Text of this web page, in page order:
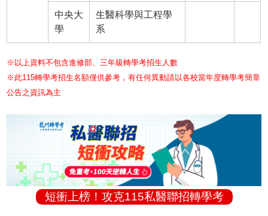
中央大
學
生醫科學與工程學
系
※以上資料不包含進修部、三年級轉學考招生人數
※此115轉學考招生名額僅供參考，有任何異動請以各校當年度轉學考簡章
公告之資訊為主
短衝上榜！攻克115私醫聯招轉學考